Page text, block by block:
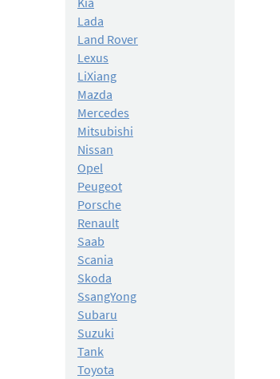
Lada
Land Rover
Lexus
LiXiang
Mazda
Mercedes
Mitsubishi
Nissan
Opel
Peugeot
Porsche
Renault
Saab
Scania
Skoda
SsangYong
Subaru
Suzuki
Tank
Toyota